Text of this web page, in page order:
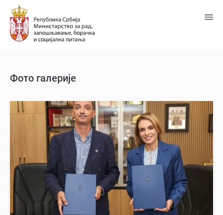
Пређи
главни
садржај
Фото галерије